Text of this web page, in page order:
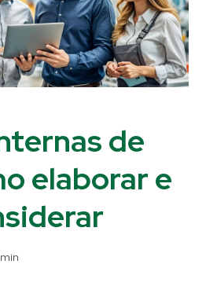
de
elaborar e